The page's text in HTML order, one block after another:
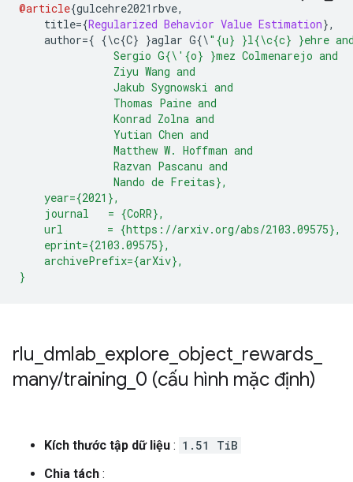
@article{gulcehre2021rbve,
title={Regularized Behavior Value Estimation},
author={ {\c{C} }aglar G{\"{u} }l{\c{c} }ehre
Sergio G{\'{o} }mez Colmenarejo and
Ziyu Wang and
Jakub Sygnowski and
Thomas Paine and
Konrad Zolna and
Yutian Chen and
Matthew W. Hoffman and
Razvan Pascanu and
Nando de Freitas},
year={2021},
journal   = {CoRR},
url       = {https://arxiv.org/abs/2103.09575},
eprint={2103.09575},
archivePrefix={arXiv},
}
rlu dmlab explore object rewards
many/training 0 (cấu hình mặc định)
Kích thước tập dữ liệu : 1.51 TiB
Chia tách :